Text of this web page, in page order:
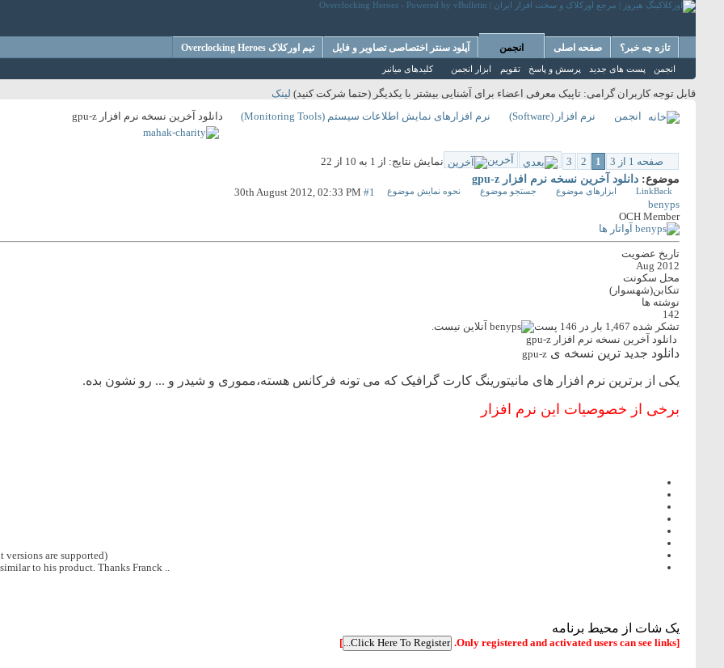
تازه چه خبر؟ صفحه اصلی انجمن
انجمن پست های جدید پرسش و پاسخ تقویم ابزار انجمن کلیدهای میانبر
آپلود سنتر اختصاصی تصاویر و فایل تیم اورکلاک Overclocking Heroes
قابل توجه کاربران گرامی: تاپیک معرفی اعضاء برای آشنایی بیشتر با یکدیگر (حتما شرکت کنید) لینک
انجمن
نرم افزار (Software) نرم افزارهای نمایش اطلاعات سیستم (Monitoring Tools) دانلود آخرین نسخه نرم افزار gpu-z
صفحه 1 از 3 1
2
3 آخرین
نمایش نتایج: از 1 به 10 از 22
موضوع: دانلود آخرین نسخه نرم افزار gpu-z
LinkBack ابزارهای موضوع جستجو موضوع نحوه نمایش موضوع 30th August 2012, 02:33 PM #1
benyps
OCH Member
تاریخ عضویت
Aug 2012
محل سکونت
تنکابن(شهسوار)
نوشته ها
142
تشکر شده 1,467 بار در 146 پست
دانلود آخرین نسخه نرم افزار gpu-z
دانلود جدید ترین نسخه ی gpu-z
یکی از برترین نرم افزار های مانیتورینگ کارت گرافیک که می تونه فرکانس هسته،مموری و شیدر و ... رو نشون بده.
برخی از خصوصیات این نرم افزار
are supported)
.. and yes, the author of CPU-Z has granted us permission to use a name similar to his product. Thanks Franck.
یک شات از محیط برنامه
[Only registered and activated users can see links.
]